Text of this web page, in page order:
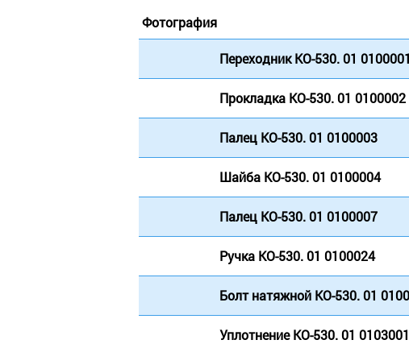
Фотография
Переходник КО-530. 01 0100001
Прокладка КО-530. 01 0100002
Палец КО-530. 01 0100003
Шайба КО-530. 01 0100004
Палец КО-530. 01 0100007
Ручка КО-530. 01 0100024
Болт натяжной КО-530. 01
Уплотнение КО-530. 01 0103001